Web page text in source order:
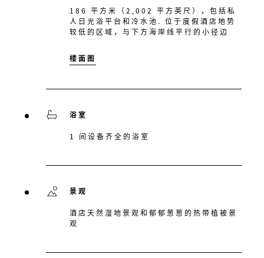
186 平方米（2,002 平方英尺），包括私
人日光浴平台和冷水池. 位于度假酒店地势
较低的区域，与下方海岸线平行的小径边
楼面图
浴室
1 间设备齐全的浴室
景观
酒店天然湿地景观和郁郁葱葱的热带植被景
观